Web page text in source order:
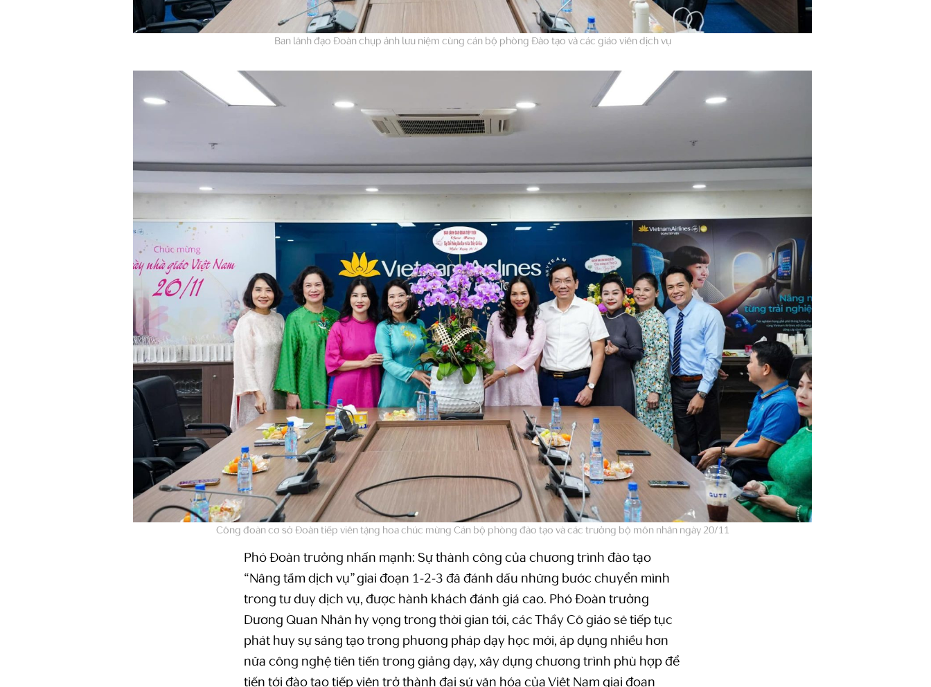
Ban lãnh đạo Đoàn chụp ảnh lưu niệm cùng cán bộ phòng Đào tạo và các giáo viên dịch vụ
Công đoàn cơ sở Đoàn tiếp viên tặng hoa chúc mừng Cán bộ phòng đào tạo và các trưởng bộ môn nhân ngày 20/11
Phó Đoàn trưởng nhấn mạnh: Sự thành công của chương trình đào tạo
“Nâng tầm dịch vụ” giai đoạn 1-2-3 đã đánh dấu những bước chuyển mình
trong tư duy dịch vụ, được hành khách đánh giá cao. Phó Đoàn trưởng
Dương Quan Nhân hy vọng trong thời gian tới, các Thầy Cô giáo sẽ tiếp tục
phát huy sự sáng tạo trong phương pháp dạy học mới, áp dụng nhiều hơn
nữa công nghệ tiên tiến trong giảng dạy, xây dựng chương trình phù hợp để
tiến tới đào tạo tiếp viên trở thành đại sứ văn hóa của Việt Nam giai đoạn